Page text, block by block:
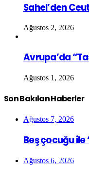
Sahel’den
Ağustos 2, 2026
Avrupa’da
Ağustos 1, 2026
Son Bakılan Haberler
Ağustos 7, 2026
Beş çocuğu ile
Ağustos 6, 2026